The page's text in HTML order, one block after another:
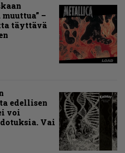
–
täyttävä
edellisen
voi
Vai